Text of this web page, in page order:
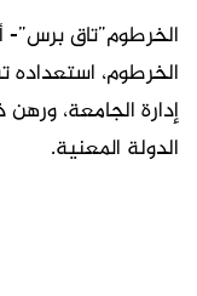
الخرطوم”تاق برس”-
الخرطوم،
إدارة الجامعة،
الدولة المعنية.